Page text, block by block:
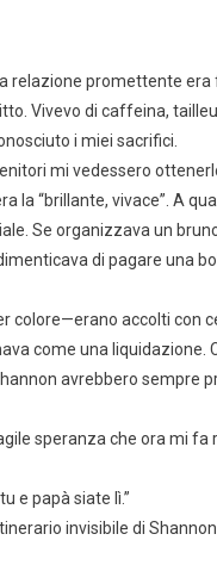
relazione promettente era
Vivevo di caffeina,
i miei sacrifici.
mi vedessero
la “brillante, vivace”. A
Se organizzava un
di pagare una
accolti con
come una liquidazione.
avrebbero sempre
speranza che ora mi fa
e papà siate lì.”
invisibile di